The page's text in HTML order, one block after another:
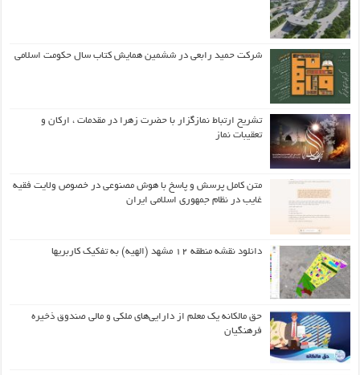
شرکت حمید رابعی در ششمین همایش کتاب سال حکومت اسلامی
تشریح ارتباط نمازگزار با حضرت زهرا در مقدمات ، ارکان و
تعقیبات نماز
متن کامل پرسش و پاسخ با هوش مصنوعی در خصوص ولایت فقیه
غایب در نظام جمهوری اسلامی ایران
دانلود نقشه منطقه ۱۲ مشهد (الهیه) به تفکیک کاربریها
حق مالکانه یک معلم از دارایی‌های ملکی و مالی صندوق ذخیره
فرهنگیان